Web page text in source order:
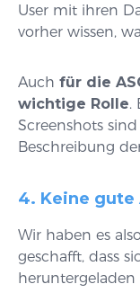
User mit ihren
vorher wissen,
Auch für die
wichtige Rolle.
Screenshots
Beschreibung
4. Keine
Wir haben es
geschafft, dass
heruntergeladen